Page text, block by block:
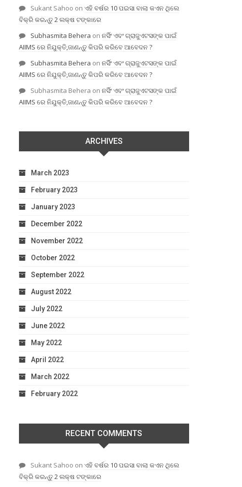
Sukant Sahoo on ଏହି ବର୍ଷର 10 ପଇସା ବାଲା କଏନ ଥିଲେ
ବିକ୍ରି କରନ୍ତୁ 2 ଲକ୍ଷ ଟଙ୍କାରେ
Subhasmita Behera on ନର୍ସିଂ ଏବଂ ଗ୍ରାଜୁଏଟସଙ୍କ ପାଇଁ
AIIMS ରେ ନିଯୁକ୍ତି,ଜାଣନ୍ତୁ କିପରି କରିବେ ଆବେଦନ ?
Subhasmita Behera on ନର୍ସିଂ ଏବଂ ଗ୍ରାଜୁଏଟସଙ୍କ ପାଇଁ
AIIMS ରେ ନିଯୁକ୍ତି,ଜାଣନ୍ତୁ କିପରି କରିବେ ଆବେଦନ ?
Subhasmita Behera on ନର୍ସିଂ ଏବଂ ଗ୍ରାଜୁଏଟସଙ୍କ ପାଇଁ
AIIMS ରେ ନିଯୁକ୍ତି,ଜାଣନ୍ତୁ କିପରି କରିବେ ଆବେଦନ ?
ARCHIVES
March 2023
February 2023
January 2023
December 2022
November 2022
October 2022
September 2022
August 2022
July 2022
June 2022
May 2022
April 2022
March 2022
February 2022
RECENT COMMENTS
Sukant Sahoo on ଏହି ବର୍ଷର 10 ପଇସା ବାଲା କଏନ ଥିଲେ
ବିକ୍ରି କରନ୍ତୁ 2 ଲକ୍ଷ ଟଙ୍କାରେ